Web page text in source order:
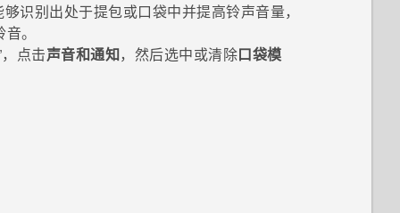
识别出处于提包或口袋中并提高铃声音量，
。
点击声音和通知，然后选中或清除口袋模